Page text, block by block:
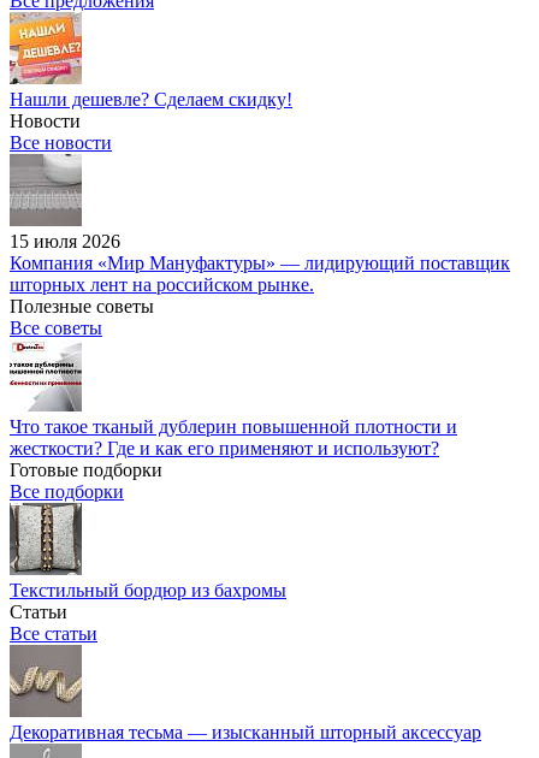
Нашли дешевле? Сделаем скидку!
Новости
Все новости
15 июля 2026
Компания «Мир Мануфактуры» — лидирующий поставщик
шторных лент на российском рынке.
Полезные советы
Все советы
Что такое тканый дублерин повышенной плотности и
жесткости? Где и как его применяют и используют?
Готовые подборки
Все подборки
Текстильный бордюр из бахромы
Статьи
Все статьи
Декоративная тесьма — изысканный шторный аксессуар